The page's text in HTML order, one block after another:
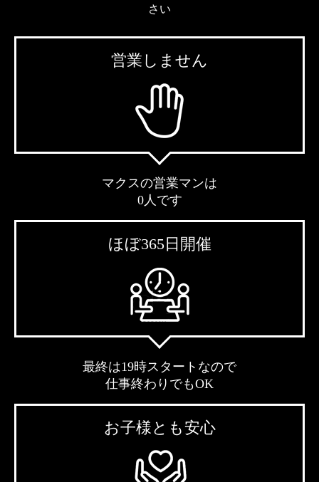
さい
営業しません
マクスの営業マンは
0人です
ほぼ365日開催
最終は19時スタートなので
仕事終わりでもOK
お子様とも安心